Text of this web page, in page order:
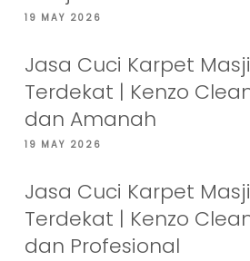
19 MAY 2026
Jasa Cuci Karpet
Terdekat | Kenzo
dan Amanah
19 MAY 2026
Jasa Cuci Karpet
Terdekat | Kenzo
dan Profesional